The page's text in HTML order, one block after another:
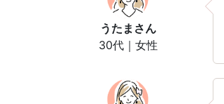
うたま さん
30代｜女性